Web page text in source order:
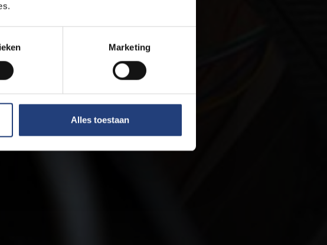
Marketing
Alles toestaan